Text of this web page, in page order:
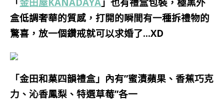
盒低調奢華的質感，打開的瞬間有一種拆禮物的
驚喜，放一個鑽戒就可以求婚了…XD
「金田和菓四韻禮盒」內有”蜜漬蘋果 、 香蕉巧克
力 、 沁香鳳梨 、 特選草莓”各一